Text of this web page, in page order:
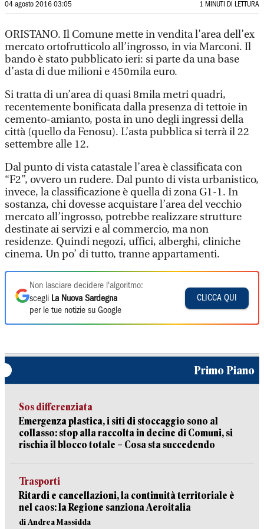
04 agosto 2016 03:05 1 MINUTI DI LETTURA
ORISTANO. Il Comune mette in vendita l’area dell’ex
mercato ortofrutticolo all’ingrosso, in via Marconi. Il
bando è stato pubblicato ieri: si parte da una base
d’asta di due milioni e 450mila euro.
Si tratta di un’area di quasi 8mila metri quadri,
recentemente bonificata dalla presenza di tettoie in
cemento-amianto, posta in uno degli ingressi della
città (quello da Fenosu). L’asta pubblica si terrà il 22
settembre alle 12.
Dal punto di vista catastale l’area è classificata con
“F2”, ovvero un rudere. Dal punto di vista urbanistico,
invece, la classificazione è quella di zona G1-1. In
sostanza, chi dovesse acquistare l’area del vecchio
mercato all’ingrosso, potrebbe realizzare strutture
destinate ai servizi e al commercio, ma non
residenze. Quindi negozi, uffici, alberghi, cliniche
cinema. Un po’ di tutto, tranne appartamenti.
Non lasciare decidere l'algoritmo:
scegli La Nuova Sardegna
per le tue notizie su Google
CLICCA QUI
Primo Piano
Sos differenziata
Emergenza plastica, i siti di stoccaggio sono al
collasso: stop alla raccolta in decine di Comuni, si
rischia il blocco totale – Cosa sta succedendo
Trasporti
Ritardi e cancellazioni, la continuità territoriale è
nel caos: la Regione sanziona Aeroitalia
di Andrea Massidda